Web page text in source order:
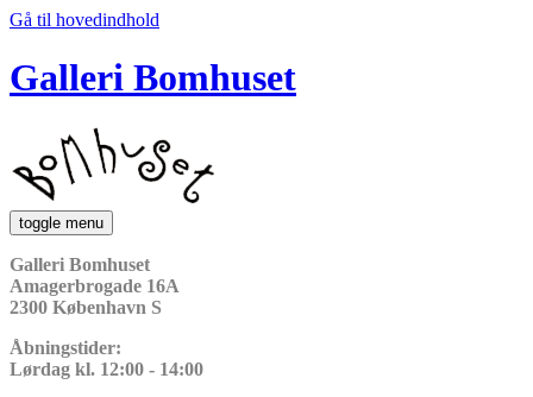
Gå til hovedindhold
Galleri Bomhuset
toggle menu
Galleri Bomhuset
Amagerbrogade 16A
2300 København S
Åbningstider:
Lørdag kl. 12:00 - 14:00